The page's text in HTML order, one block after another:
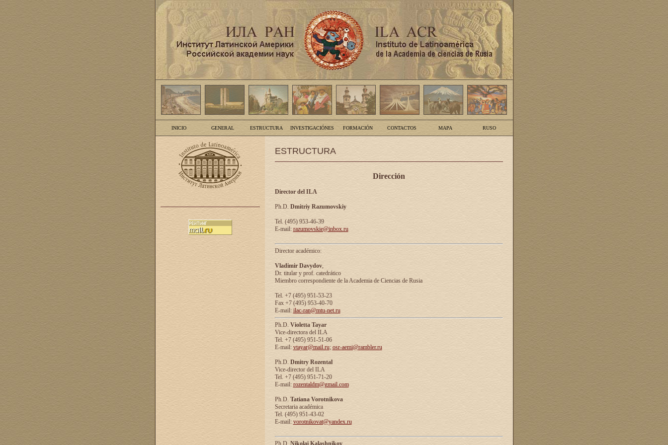
INICIO GENERAL ESTRUCTURA INVESTIGACIÓNES FORMACIÓN CONTACTOS MAPA RUSO
ESTRUCTURA
Dirección
Director del ILA
Ph.D. Dmitriy Razumovskiy
Tel. (495) 953-46-39
E-mail: razumovskie@inbox.ru
Director académico:
Vladimir Davydov,
Dr. titular y prof. catedrático
Miembro correspondiente de la Academia de Ciencias de Rusia
Tel. +7 (495) 951-53-23
Fax +7 (495) 953-40-70
E-mail: ilac-ran@mtu-net.ru
Ph.D. Violetta Tayar
Vice-directora del ILA
Tel. +7 (495) 951-51-06
E-mail: vtayar@mail.ru; osr-aemi@rambler.ru
Ph.D. Dmitry Rozental
Vice-director del ILA
Tel. +7 (495) 951-71-20
E-mail: rozentaldm@gmail.com
Ph.D. Tatiana Vorotnikova
Secretaria académica
Tel. (495) 951-43-02
E-mail: vorotnikovat@yandex.ru
Ph.D. Nikolai Kalashnikov